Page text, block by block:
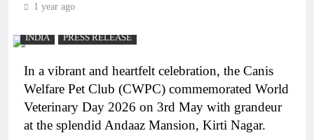
1 year ago
INDIA PRESS RELEASE
In a vibrant and heartfelt celebration, the Canis
Welfare Pet Club (CWPC) commemorated World
Veterinary Day 2026 on 3rd May with grandeur
at the splendid Andaaz Mansion, Kirti Nagar.